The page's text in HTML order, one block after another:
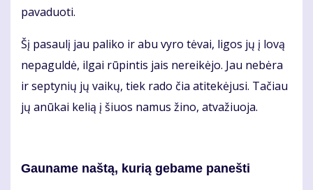
pa­va­duo­ti.
Šį pa­sau­lį jau pa­li­ko ir abu vy­ro tė­vai, li­gos jų į lo­vą
ne­pa­gul­dė, il­gai rū­pin­tis jais ne­rei­kė­jo. Jau ne­bė­ra
ir sep­ty­nių jų vai­kų, tiek ra­do čia ati­te­kė­ju­si. Ta­čiau
jų anū­kai ke­lią į šiuos na­mus ži­no, at­va­žiuo­ja.
Gau­na­me naš­tą, ku­rią ge­ba­me pa­neš­ti